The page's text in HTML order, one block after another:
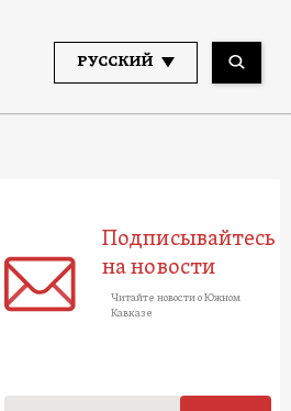
РУССКИЙ
Подписывайтесь
на новости
Читайте новости о Южном
Кавказе